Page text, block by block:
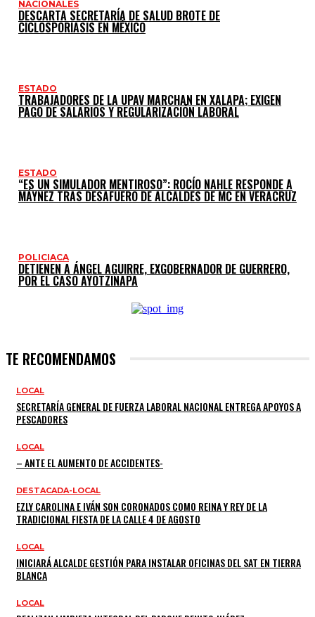
NACIONALES
DESCARTA SECRETARÍA DE SALUD BROTE DE
CICLOSPORIASIS EN MÉXICO
ESTADO
TRABAJADORES DE LA UPAV MARCHAN EN XALAPA; EXIGEN
PAGO DE SALARIOS Y REGULARIZACIÓN LABORAL
ESTADO
“ES UN SIMULADOR MENTIROSO”: ROCÍO NAHLE RESPONDE A
MÁYNEZ TRAS DESAFUERO DE ALCALDES DE MC EN VERACRUZ
POLICIACA
DETIENEN A ÁNGEL AGUIRRE, EXGOBERNADOR DE GUERRERO,
POR EL CASO AYOTZINAPA
TE RECOMENDAMOS
LOCAL
SECRETARÍA GENERAL DE FUERZA LABORAL NACIONAL ENTREGA APOYOS A
PESCADORES
LOCAL
– ANTE EL AUMENTO DE ACCIDENTES-
DESTACADA-LOCAL
EZLY CAROLINA E IVÁN SON CORONADOS COMO REINA Y REY DE LA
TRADICIONAL FIESTA DE LA CALLE 4 DE AGOSTO
LOCAL
INICIARÁ ALCALDE GESTIÓN PARA INSTALAR OFICINAS DEL SAT EN TIERRA
BLANCA
LOCAL